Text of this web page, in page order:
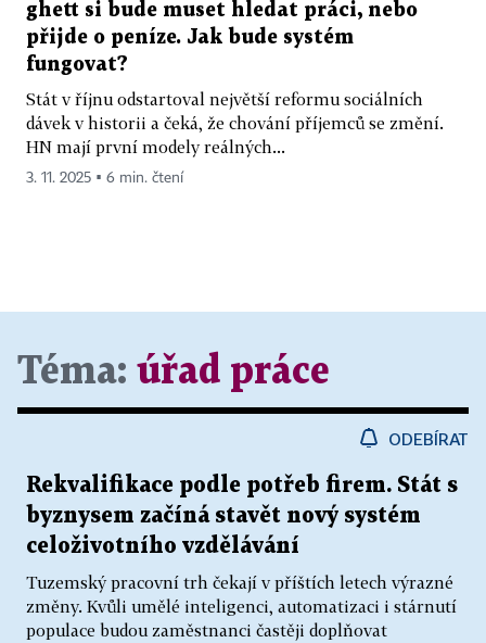
ghett si bude muset hledat práci, nebo
přijde o peníze. Jak bude systém
fungovat?
Stát v říjnu odstartoval největší reformu sociálních
dávek v historii a čeká, že chování příjemců se změní.
HN mají první modely reálných...
3. 11. 2025 ▪ 6 min. čtení
Téma: úřad práce
ODEBÍRAT
Rekvalifikace podle potřeb firem. Stát s
byznysem začíná stavět nový systém
celoživotního vzdělávání
Tuzemský pracovní trh čekají v příštích letech výrazné
změny. Kvůli umělé inteligenci, automatizaci i stárnutí
populace budou zaměstnanci častěji doplňovat